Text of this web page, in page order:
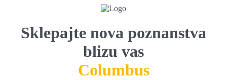
Sklepajte nova poznanstva
blizu vas
Columbus